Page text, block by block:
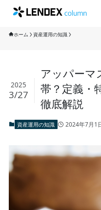
ホーム 資産運用の知識
アッパーマ
帯？定義・
徹底解説
2025
3/27
資産運用の知識 2024年7月1